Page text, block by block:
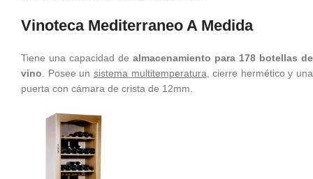
Vinoteca Mediterraneo A Medida
Tiene una capacidad de almacenamiento para 178 botellas de
vino . Posee un sistema multitemperatura , cierre hermético y una
puerta con cámara de crista de 12mm.